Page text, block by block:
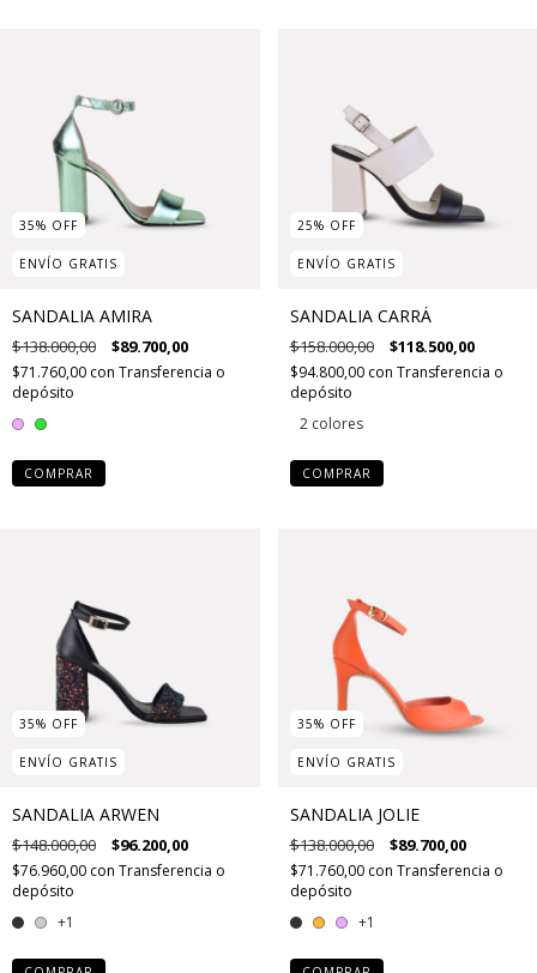
35% OFF
ENVÍO GRATIS
SANDALIA AMIRA
$138.000,00 $89.700,00
$71.760,00 con Transferencia o
depósito
COMPRAR
25% OFF
ENVÍO GRATIS
SANDALIA CARRÁ
$158.000,00 $118.500,00
$94.800,00 con Transferencia o
depósito
2 colores
COMPRAR
35% OFF
ENVÍO GRATIS
SANDALIA ARWEN
$148.000,00 $96.200,00
$76.960,00 con Transferencia o
depósito
+1
35% OFF
ENVÍO GRATIS
SANDALIA JOLIE
$138.000,00 $89.700,00
$71.760,00 con Transferencia o
depósito
+1